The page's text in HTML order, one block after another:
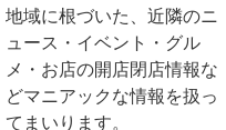
地域に根づいた、近隣のニ
ュース・イベント・グル
メ・お店の開店閉店情報な
どマニアックな情報を扱っ
てまいります。